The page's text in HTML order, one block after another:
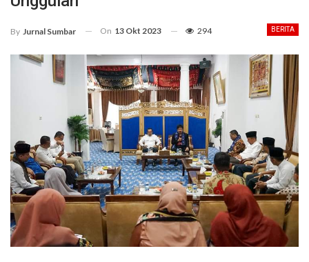
BERITA
By Jurnal Sumbar On 13 Okt 2023 294